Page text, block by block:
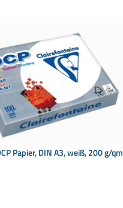
Clairefontaine DCP Papier, DIN A3, weiß, 200 g/qm